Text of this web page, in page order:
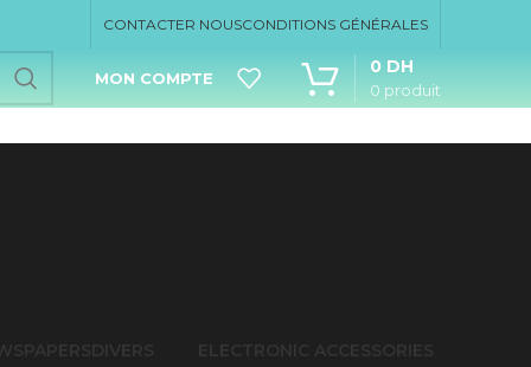
CONTACTER NOUSCONDITIONS GÉNÉRALES
MON COMPTE
0 produit
0 DH